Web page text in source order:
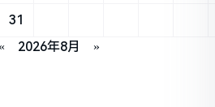
« 2026年8月 »
31